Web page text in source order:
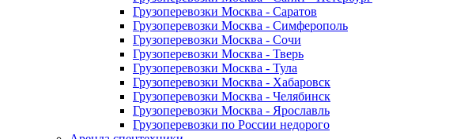
Грузоперевозки Москва - Саратов
Грузоперевозки Москва - Симферополь
Грузоперевозки Москва - Сочи
Грузоперевозки Москва - Тверь
Грузоперевозки Москва - Тула
Грузоперевозки Москва - Хабаровск
Грузоперевозки Москва - Челябинск
Грузоперевозки Москва - Ярославль
Грузоперевозки по России недорого